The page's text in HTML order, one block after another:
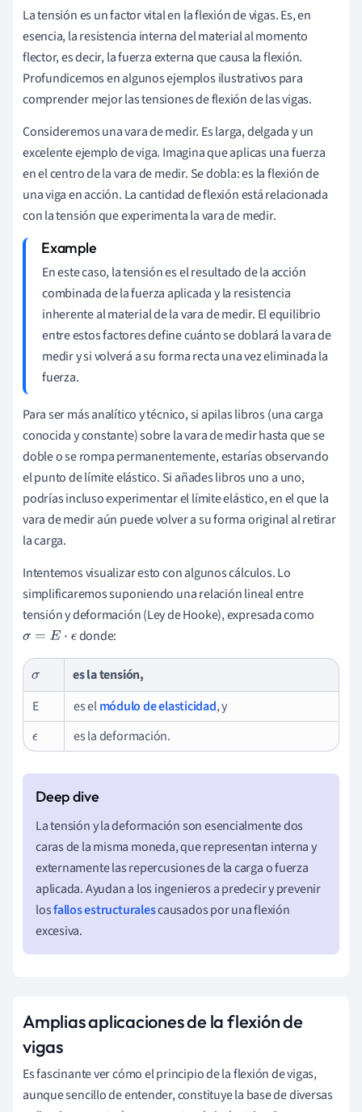
La tensión es un factor vital en la flexión de vigas. Es, en
esencia, la resistencia interna del material al momento
flector, es decir, la fuerza externa que causa la flexión.
Profundicemos en algunos ejemplos ilustrativos para
comprender mejor las tensiones de flexión de las vigas.
Consideremos una vara de medir. Es larga, delgada y un
excelente ejemplo de viga. Imagina que aplicas una fuerza
en el centro de la vara de medir. Se dobla: es la flexión de
una viga en acción. La cantidad de flexión está relacionada
con la tensión que experimenta la vara de medir.
En este caso, la tensión es el resultado de la acción
combinada de la fuerza aplicada y la resistencia
inherente al material de la vara de medir. El equilibrio
entre estos factores define cuánto se doblará la vara de
medir y si volverá a su forma recta una vez eliminada la
fuerza.
Para ser más analítico y técnico, si apilas libros (una carga
conocida y constante) sobre la vara de medir hasta que se
doble o se rompa permanentemente, estarías observando
el punto de límite elástico. Si añades libros uno a uno,
podrías incluso experimentar el límite elástico, en el que la
vara de medir aún puede volver a su forma original al retirar
la carga.
Intentemos visualizar esto con algunos cálculos. Lo
simplificaremos suponiendo una relación lineal entre
tensión y deformación (Ley de Hooke), expresada como
σ=E⋅ ϵ donde:
σ
es la tensión,
E
es elmódulo de elasticidad, y
ϵ
es la deformación.
La tensión y la deformación son esencialmente dos
caras de la misma moneda, que representan interna y
externamente las repercusiones de la carga o fuerza
aplicada. Ayudan a los ingenieros a predecir y prevenir
losfallos estructuralescausados por una flexión
excesiva.
Amplias aplicaciones de la flexión de
vigas
Es fascinante ver cómo el principio de la flexión de vigas,
aunque sencillo de entender, constituye la base de diversas